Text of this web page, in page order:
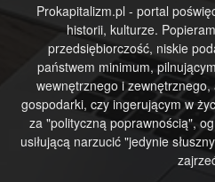
Prokapitalizm.pl - portal
historii, kulturze.
przedsiębiorczość, niskie
państwem minimum,
wewnętrznego i
gospodarki, czy ingerującym w
za "polityczną poprawnością",
usiłującą narzucić "jedynie